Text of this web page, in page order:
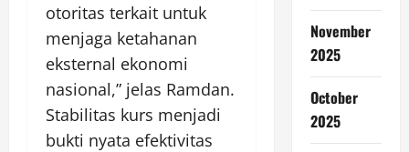
otoritas terkait untuk
menjaga ketahanan
eksternal ekonomi
nasional,” jelas Ramdan.
Stabilitas kurs menjadi
bukti nyata efektivitas
November
2025
October
2025